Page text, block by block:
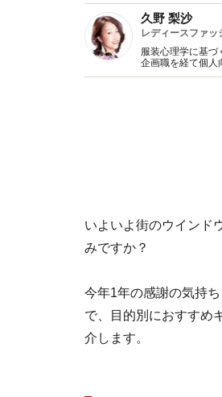
久野 梨沙
レディースファッ
服装心理学に基
企画職を経て個人
のモチベーション
いよいよ街のウインド
みですか？
今年1年の感謝の気持
で、目的別におすすめ
介します。